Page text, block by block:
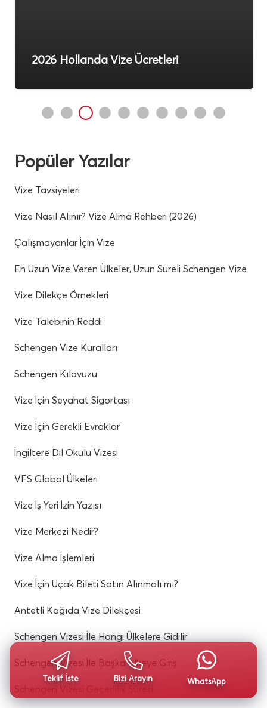
2026 Hollanda Vize Ücretleri
Popüler Yazılar
Vize Tavsiyeleri
Vize Nasıl Alınır? Vize Alma Rehberi (2026)
Çalışmayanlar İçin Vize
En Uzun Vize Veren Ülkeler, Uzun Süreli Schengen Vize
Vize Dilekçe Örnekleri
Vize Talebinin Reddi
Schengen Vize Kuralları
Schengen Kılavuzu
Vize İçin Seyahat Sigortası
Vize İçin Gerekli Evraklar
İngiltere Dil Okulu Vizesi
VFS Global Ülkeleri
Vize İş Yeri İzin Yazısı
Vize Merkezi Nedir?
Vize Alma İşlemleri
Vize İçin Uçak Bileti Satın Alınmalı mı?
Antetli Kağıda Vize Dilekçesi
Schengen Vizesi İle Hangi Ülkelere Gidilir
Schengen Vizesi İle Başka Ülkeye Giriş
Schengen Vizesi Geçerlilik Süresi
Teklif İste Bizi Arayın WhatsApp